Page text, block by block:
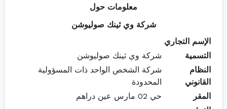
معلومات حول
شركة وي ثينك صوليوشن
الإسم التجاري
التسمية
شركة وي ثينك صوليوشن
النظام
القانوني
شركة الشخص الواحد ذات المسؤولية
المحدودة
المقر
حي 02 مارس عين دراهم